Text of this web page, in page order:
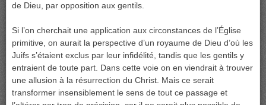
de Dieu, par opposition aux gentils.
Si l’on cherchait une application aux circonstances de l’Église
primitive, on aurait la perspective d’un royaume de Dieu d’où les
Juifs s’étaient exclus par leur infidélité, tandis que les gentils y
entraient de toute part. Dans cette voie on en viendrait à trouver
une allusion à la résurrection du Christ. Mais ce serait
transformer insensiblement le sens de tout ce passage et